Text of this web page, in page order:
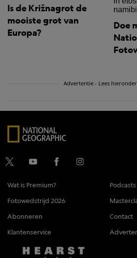
Is de Križnagrot de
mooiste grot van
Europa?
Doe
Advertentie - Lees
Wat is Premium?
Podcasts
Fotowedstrijd 2026
Abonneren
Contact
Klantenservice